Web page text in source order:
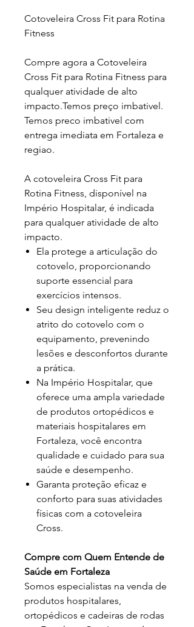
Cotoveleira Cross Fit para Rotina
Fitness
Compre agora a Cotoveleira
Cross Fit para Rotina Fitness para
qualquer atividade de alto
impacto.Temos preço imbativel.
Temos preco imbativel com
entrega imediata em Fortaleza e
regiao.
A cotoveleira Cross Fit para
Rotina Fitness, disponível na
Império Hospitalar, é indicada
para qualquer atividade de alto
impacto.
Ela protege a articulação do
cotovelo, proporcionando
suporte essencial para
exercícios intensos.
Seu design inteligente reduz o
atrito do cotovelo com o
equipamento, prevenindo
lesões e desconfortos durante
a prática.
Na Império Hospitalar, que
oferece uma ampla variedade
de produtos ortopédicos e
materiais hospitalares em
Fortaleza, você encontra
qualidade e cuidado para sua
saúde e desempenho.
Garanta proteção eficaz e
conforto para suas atividades
físicas com a cotoveleira
Cross.
Compre com Quem Entende de
Saúde em Fortaleza
Somos especialistas na venda de
produtos hospitalares,
ortopédicos e cadeiras de rodas